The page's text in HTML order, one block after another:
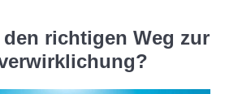
richtigen Weg zur